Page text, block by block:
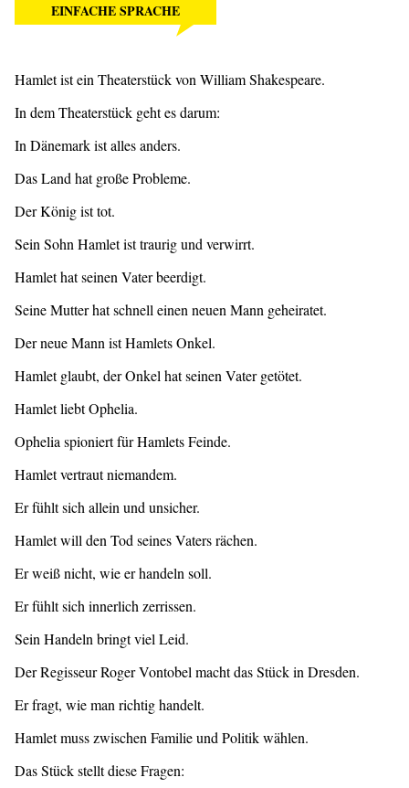
EINFACHE SPRACHE
Hamlet ist ein Theaterstück von William Shakespeare.
In dem Theaterstück geht es darum:
In Dänemark ist alles anders.
Das Land hat große Probleme.
Der König ist tot.
Sein Sohn Hamlet ist traurig und verwirrt.
Hamlet hat seinen Vater beerdigt.
Seine Mutter hat schnell einen neuen Mann geheiratet.
Der neue Mann ist Hamlets Onkel.
Hamlet glaubt, der Onkel hat seinen Vater getötet.
Hamlet liebt Ophelia.
Ophelia spioniert für Hamlets Feinde.
Hamlet vertraut niemandem.
Er fühlt sich allein und unsicher.
Hamlet will den Tod seines Vaters rächen.
Er weiß nicht, wie er handeln soll.
Er fühlt sich innerlich zerrissen.
Sein Handeln bringt viel Leid.
Der Regisseur Roger Vontobel macht das Stück in Dresden.
Er fragt, wie man richtig handelt.
Hamlet muss zwischen Familie und Politik wählen.
Das Stück stellt diese Fragen: